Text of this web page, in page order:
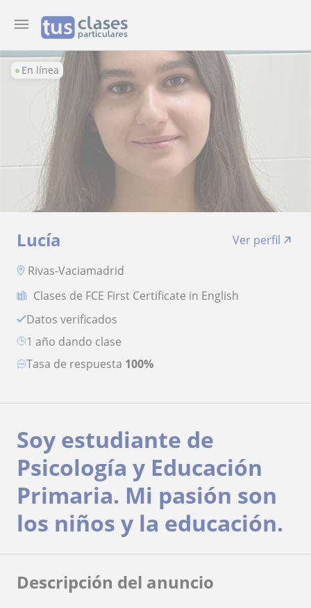
En línea
Lucía
Ver perfil
Rivas-Vaciamadrid
Clases de FCE First Certificate in English
Datos verificados
1 año dando clase
Tasa de respuesta 100%
Soy estudiante de
Psicología y Educación
Primaria. Mi pasión son
los niños y la educación.
Descripción del anuncio